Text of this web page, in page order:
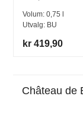
Volum:0,75 l
Utvalg: BU
kr 419,90
Château de